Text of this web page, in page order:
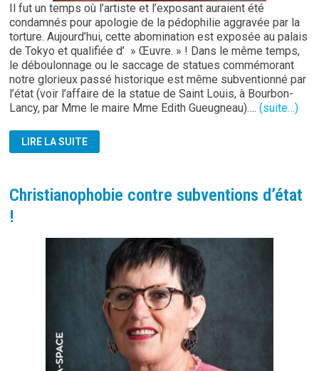
Il fut un temps où l’artiste et l’exposant auraient été
condamnés pour apologie de la pédophilie aggravée par la
torture. Aujourd’hui, cette abomination est exposée au palais
de Tokyo et qualifiée d’ » Œuvre. » ! Dans le même temps,
le déboulonnage ou le saccage de statues commémorant
notre glorieux passé historique est même subventionné par
l’état (voir l’affaire de la statue de Saint Louis, à Bourbon-
Lancy, par Mme le maire Mme Edith Gueugneau)….(suite…)
L’ÉTAT
ET
DE
PÉDOCRIMINALITÉ
LIRE LA SUITE
Christianophobie contre subventions d’état
!